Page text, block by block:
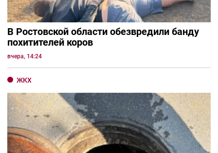
В Ростовской области обезвредили банду
похитителей коров
вчера, 14:24
ЖКХ